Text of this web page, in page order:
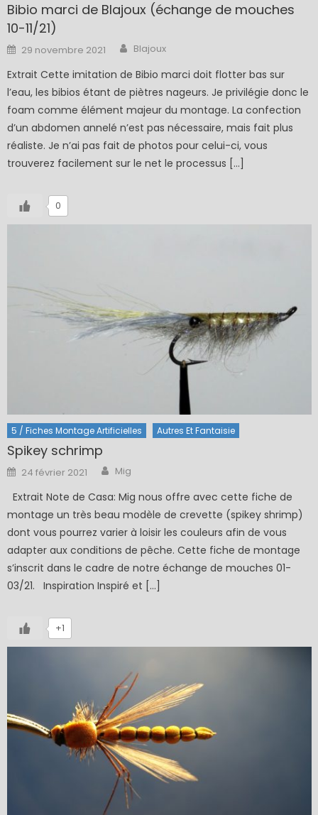
Bibio marci de Blajoux (échange de mouches
10-11/21)
Posted
on
29 novembre 2021 Author
Blajoux
Extrait Cette imitation de Bibio marci doit flotter bas sur
l’eau, les bibios étant de piètres nageurs. Je privilégie donc le
foam comme élément majeur du montage. La confection
d’un abdomen annelé n’est pas nécessaire, mais fait plus
réaliste. Je n’ai pas fait de photos pour celui-ci, vous
trouverez facilement sur le net le processus […]
0
5 / Fiches Montage Artificielles Autres Et Fantaisie
Spikey schrimp
Posted
on
24 février 2021 Author
Mig
Extrait Note de Casa: Mig nous offre avec cette fiche de
montage un très beau modèle de crevette (spikey shrimp)
dont vous pourrez varier à loisir les couleurs afin de vous
adapter aux conditions de pêche. Cette fiche de montage
s’inscrit dans le cadre de notre échange de mouches 01-
03/21. Inspiration Inspiré et […]
+1